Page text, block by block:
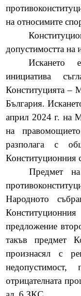
на относимите
допустимостта на
Искането
инициатива
Конституцията–
България.
април 2024 г. на
на
разполага с
Конституционния
Предмет
Народното
предложение
такъв предмет
произнасял с
отрицателната